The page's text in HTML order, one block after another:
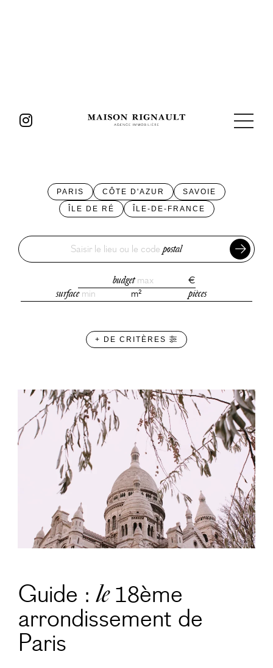
PARIS CÔTE D'AZUR
SAVOIE
ÎLE DE RÉ
ÎLE-DE-FRANCE
Saisir le lieu ou le code postal
budgetmax
€
surfacemin m² pièces
+ DE CRITÈRES
Guide :le18ème
arrondissement de
Paris